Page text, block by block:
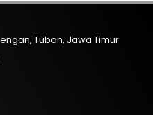
Tuban, Jawa Timur